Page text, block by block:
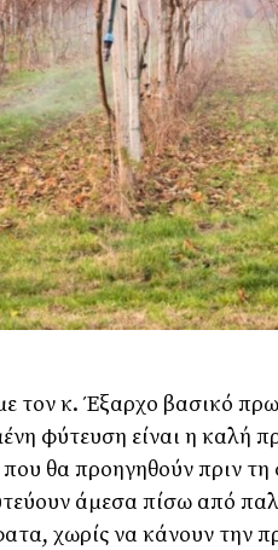
τον κ. Έξαρχο βασικό
φύτευση είναι η καλή
που θα προηγηθούν πριν
άμεσα πίσω από
χωρίς να κάνουν την